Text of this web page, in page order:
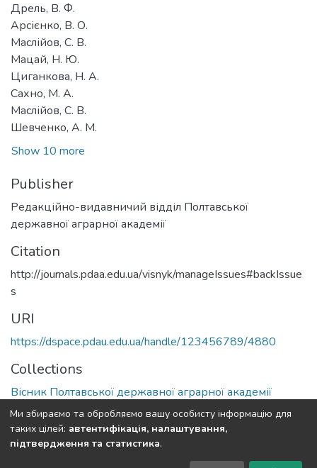
Дрель, В. Ф.
Арсієнко, В. О.
Маслійов, С. В.
Мацай, Н. Ю.
Циганкова, Н. А.
Сахно, М. А.
Маслійов, С. В.
Шевченко, А. М.
Show 10 more
Publisher
Редакційно-видавничий відділ Полтавської
державної аграрної академії
Citation
http://journals.pdaa.edu.ua/visnyk/manageIssues#backIssue
s
URI
https://dspace.pdau.edu.ua/handle/123456789/4880
Collections
Вісник Полтавської державної аграрної академії
Full item page
Ми збираємо та обробляємо вашу особисту інформацію для
таких цілей: автентифікація, налаштування,
підтвердження та статистика.